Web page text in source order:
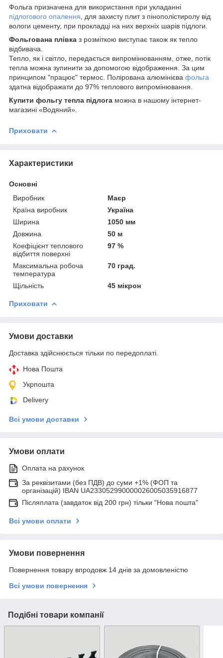
Фольга призначена для використання при укладанні
підлогового опалення , для захисту плит з пінополістиролу від
вологи цементу, при прокладці на них верхніх шарів підлоги.
Фольгована плівка з розміткою виступає також як тепло
відбивача.
Тепло, як і світло, передається випромінюванням, отже, потік
тепла можна зупинити за допомогою відображення. За цим
принципом "працює" термос. Полірована алюмінієва фольга
здатна відображати до 97% теплового випромінювання.
Купити фольгу тепла підлога можна в нашому інтернет-
магазині «Водяний».
Приховати
Характеристики
Основні
Виробник
Маєр
Країна виробник
Україна
Ширина
1050 мм
Довжина
50 м
Коефіцієнт теплового
відбиття поверхні
97 %
Максимальна робоча
температура
70 град.
Щільність 45 мікрон
Приховати
Умови доставки
Доставка здійснюється тільки по передоплаті.
Нова Пошта
Укрпошта
Delivery
Всі умови доставки
Умови оплати
Оплата на рахунок
За реквізитами (без ПДВ) до суми +1% (ФОП та
організацій) IBAN UA233052990000026005035916877
Післяплата (завдаток від 200 грн) тільки "Нова пошта"
Всі умови оплати
Умови повернення
Повернення товару впродовж 14 днів за домовленістю
Всі умови повернення
Подібні товари компанії